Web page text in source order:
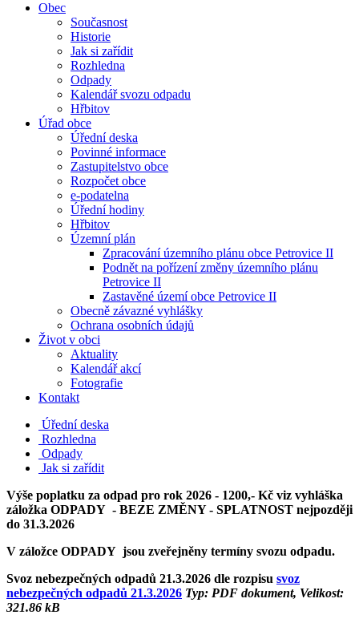
Obec
Současnost
Historie
Jak si zařídit
Rozhledna
Odpady
Kalendář svozu odpadu
Hřbitov
Úřad obce
Úřední deska
Povinné informace
Zastupitelstvo obce
Rozpočet obce
e-podatelna
Úřední hodiny
Hřbitov
Územní plán
Zpracování územního plánu obce Petrovice II
Podnět na pořízení změny územního plánu
Petrovice II
Zastavěné území obce Petrovice II
Obecně závazné vyhlášky
Ochrana osobních údajů
Život v obci
Aktuality
Kalendář akcí
Fotografie
Kontakt
Úřední deska
Rozhledna
Odpady
Jak si zařídit
Výše poplatku za odpad pro rok 2026 - 1200,- Kč viz vyhláška
záložka ODPADY - BEZE ZMĚNY - SPLATNOST nejpozději
do 31.3.2026
V záložce ODPADY jsou zveřejněny termíny svozu odpadu.
Svoz nebezpečných odpadů 21.3.2026 dle rozpisu svoz
nebezpečných odpadů 21.3.2026 Typ: PDF dokument, Velikost:
321.86 kB